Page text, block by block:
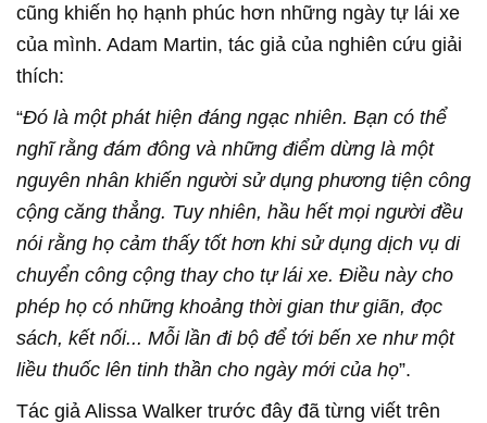
cũng khiến họ hạnh phúc hơn những ngày tự lái xe
của mình. Adam Martin, tác giả của nghiên cứu giải
thích:
“Đó là một phát hiện đáng ngạc nhiên. Bạn có thể
nghĩ rằng đám đông và những điểm dừng là một
nguyên nhân khiến người sử dụng phương tiện công
cộng căng thẳng. Tuy nhiên, hầu hết mọi người đều
nói rằng họ cảm thấy tốt hơn khi sử dụng dịch vụ di
chuyển công cộng thay cho tự lái xe. Điều này cho
phép họ có những khoảng thời gian thư giãn, đọc
sách, kết nối... Mỗi lần đi bộ để tới bến xe như một
liều thuốc lên tinh thần cho ngày mới của họ”.
Tác giả Alissa Walker trước đây đã từng viết trên